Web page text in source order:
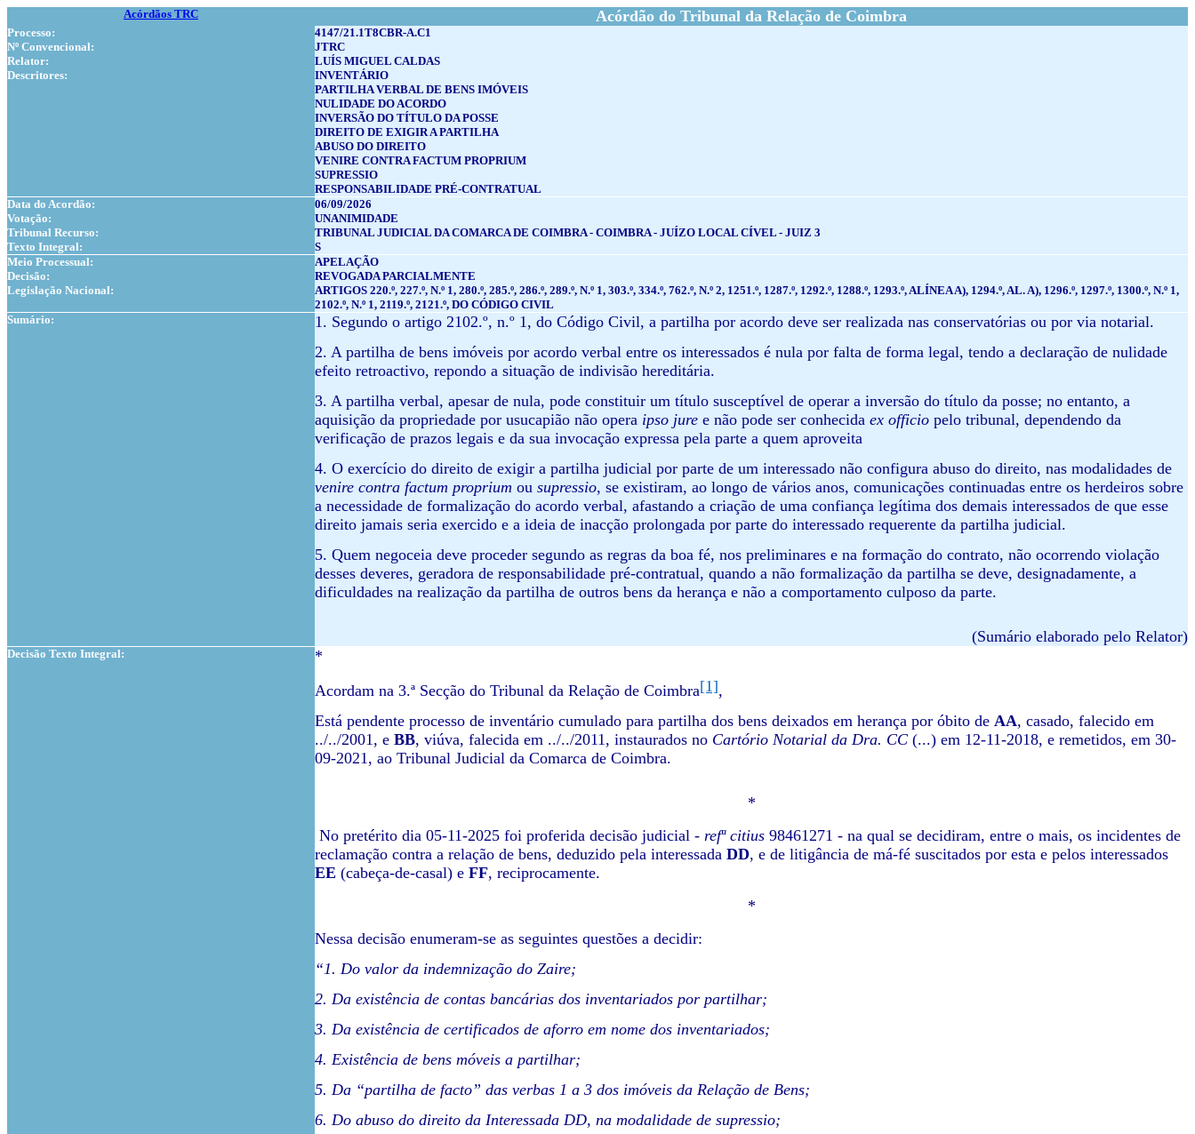
Acórdãos TRC Acórdão do Tribunal da Relação de Coimbra
Processo:
4147/21.1T8CBR-A.C1
Nº Convencional:
JTRC
Relator:
LUÍS MIGUEL CALDAS
Descritores:
INVENTÁRIO
PARTILHA VERBAL DE BENS IMÓVEIS
NULIDADE DO ACORDO
INVERSÃO DO TÍTULO DA POSSE
DIREITO DE EXIGIR A PARTILHA
ABUSO DO DIREITO
VENIRE CONTRA FACTUM PROPRIUM
SUPRESSIO
RESPONSABILIDADE PRÉ-CONTRATUAL
Data do Acordão:
06/09/2026
Votação:
UNANIMIDADE
Tribunal Recurso:
TRIBUNAL JUDICIAL DA COMARCA DE COIMBRA - COIMBRA - JUÍZO LOCAL CÍVEL - JUIZ 3
Texto Integral:
S
Meio Processual:
APELAÇÃO
Decisão:
REVOGADA PARCIALMENTE
Legislação Nacional:
ARTIGOS 220.º, 227.º, N.º 1, 280.º, 285.º, 286.º, 289.º, N.º 1, 303.º, 334.º, 762.º, N.º 2, 1251.º, 1287.º, 1292.º, 1288.º, 1293.º, ALÍNEA A), 1294.º, AL. A), 1296.º, 1297.º, 1300.º, N.º 1,
2102.º, N.º 1, 2119.º, 2121.º, DO CÓDIGO CIVIL
Sumário:
1. Segundo o artigo 2102.º, n.º 1, do Código Civil, a partilha por acordo deve ser realizada nas conservatórias ou por via notarial.
2. A partilha de bens imóveis por acordo verbal entre os interessados é nula por falta de forma legal, tendo a declaração de nulidade
efeito retroactivo, repondo a situação de indivisão hereditária.
3. A partilha verbal, apesar de nula, pode constituir um título susceptível de operar a inversão do título da posse; no entanto, a
aquisição da propriedade por usucapião não opera ipso jure e não pode ser conhecida ex officio pelo tribunal, dependendo da
verificação de prazos legais e da sua invocação expressa pela parte a quem aproveita
4. O exercício do direito de exigir a partilha judicial por parte de um interessado não configura abuso do direito, nas modalidades de
venire contra factum proprium ou supressio, se existiram, ao longo de vários anos, comunicações continuadas entre os herdeiros sobre
a necessidade de formalização do acordo verbal, afastando a criação de uma confiança legítima dos demais interessados de que esse
direito jamais seria exercido e a ideia de inacção prolongada por parte do interessado requerente da partilha judicial.
5. Quem negoceia deve proceder segundo as regras da boa fé, nos preliminares e na formação do contrato, não ocorrendo violação
desses deveres, geradora de responsabilidade pré-contratual, quando a não formalização da partilha se deve, designadamente, a
dificuldades na realização da partilha de outros bens da herança e não a comportamento culposo da parte.
(Sumário elaborado pelo Relator)
Decisão Texto Integral:
*
Acordam na 3.ª Secção do Tribunal da Relação de Coimbra[1],
Está pendente processo de inventário cumulado para partilha dos bens deixados em herança por óbito de AA, casado, falecido em
../../2001, e BB, viúva, falecida em ../../2011, instaurados no Cartório Notarial da Dra. CC (...) em 12-11-2018, e remetidos, em 30-
09-2021, ao Tribunal Judicial da Comarca de Coimbra.
*
No pretérito dia 05-11-2025 foi proferida decisão judicial - refª citius 98461271 - na qual se decidiram, entre o mais, os incidentes de
reclamação contra a relação de bens, deduzido pela interessada DD, e de litigância de má-fé suscitados por esta e pelos interessados
EE (cabeça-de-casal) e FF, reciprocamente.
*
Nessa decisão enumeram-se as seguintes questões a decidir:
“1. Do valor da indemnização do Zaire;
2. Da existência de contas bancárias dos inventariados por partilhar;
3. Da existência de certificados de aforro em nome dos inventariados;
4. Existência de bens móveis a partilhar;
5. Da “partilha de facto” das verbas 1 a 3 dos imóveis da Relação de Bens;
6. Do abuso do direito da Interessada DD, na modalidade de supressio;